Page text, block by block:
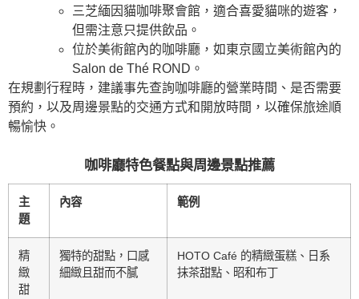
三芝緬因貓咖啡聚會館，適合喜愛貓咪的遊客，
但需注意只提供飲品。
位於美術館內的咖啡廳，如東京國立美術館內的
Salon de Thé ROND。
在規劃行程時，建議事先查詢咖啡廳的營業時間、是否需要
預約，以及周邊景點的交通方式和開放時間，以確保旅途順
暢愉快。
咖啡廳特色餐點與周邊景點推薦
主
題
內容 範例
精
緻
甜
獨特的甜點，口感
細緻且甜而不膩
HOTO Café 的精緻蛋糕、日系
抹茶甜點、昭和布丁